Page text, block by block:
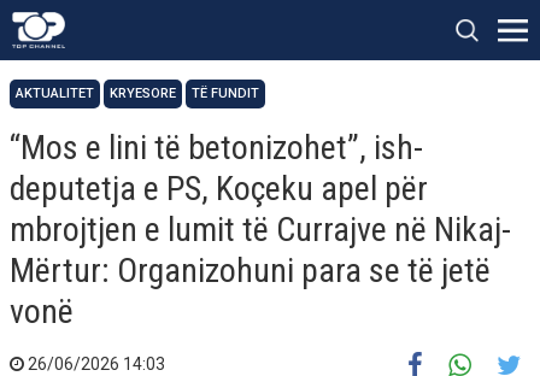
AKTUALITET KRYESORE TË FUNDIT
“Mos e lini të betonizohet”, ish-
deputetja e PS, Koçeku apel për
mbrojtjen e lumit të Currajve në Nikaj-
Mërtur: Organizohuni para se të jetë
vonë
26/06/2026 14:03